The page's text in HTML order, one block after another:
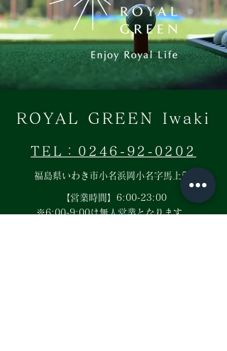
ROYAL GREEN Iwaki
TEL：0246-92-0202
福島県いわき市小名浜岡小名字馬上54
【営業時間】6:00-23:00
​※6:00-9:00は無人営業となります。